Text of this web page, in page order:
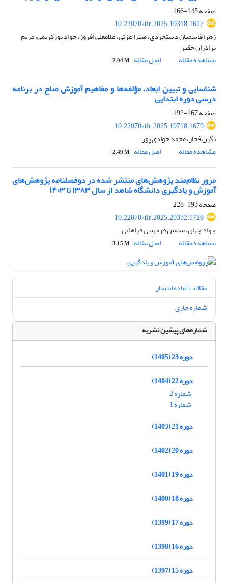
صفحه145-166
10.22070/tlr.2025.19318.1617
زهرا قاسمیان دستجردی، میترا عزتی، غلامعلی افروز، جواد پورکریمی، مریم
برادران حقیر
مشاهده مقاله
اصل مقاله 2.04 M
شناسایی و تبیین ابعاد، مؤلفه‌ها و مفاهیم آموزش صلح در برنامه
درسی دوره ابتدایی
صفحه167-192
10.22070/tlr.2025.19718.1679
نگین فخار، محمد جوادی پور
مشاهده مقاله
اصل مقاله 2.49 M
مرور نظام‌مند پژوهش‌های منتشر شده در دوفصلنامه پژوهش‌های
آموزش و یادگیری دانشگاه شاهد از سال ۱۳۸۳ تا ۱۴۰۳
صفحه193-228
10.22070/tlr.2025.20332.1729
جواد جهان، محسن فرمهینی فراهانی
مشاهده مقاله
اصل مقاله 3.15 M
مقالات آماده انتشار
شماره جاری
شماره‌های پیشین نشریه
دوره 23 (1405)
دوره 22 (1404)
شماره 2
شماره 1
دوره 21 (1403)
دوره 20 (1402)
دوره 19 (1401)
دوره 18 (1400)
دوره 17 (1399)
دوره 16 (1398)
دوره 15 (1397)